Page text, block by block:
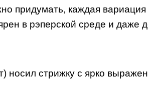
придумать, каждая
в рэперской среде и даже
носил стрижку с ярко